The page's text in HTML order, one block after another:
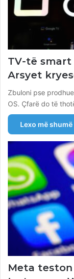
TV-të smart
Arsyet
Zbuloni pse
OS. Çfarë do të
Lexo më shumë
Meta